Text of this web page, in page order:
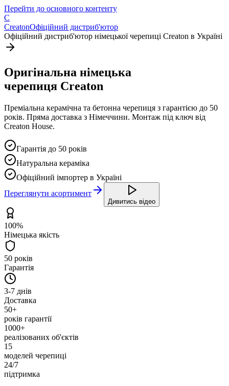
Перейти до основного контенту
C
CreatonОфіційний дистриб'ютор
Офіційний дистриб'ютор німецької черепиці Creaton в Україні
Оригінальна німецька
черепиця Creaton
Преміальна керамічна та бетонна черепиця з гарантією до 50
років. Пряма доставка з Німеччини. Монтаж під ключ від
Creaton House.
Гарантія до 50 років
Натуральна кераміка
Офіційний імпортер в Україні
Переглянути асортимент
Дивитись відео
100%
Німецька якість
50 років
Гарантія
3-7 днів
Доставка
50+
років гарантії
1000+
реалізованих об'єктів
15
моделей черепиці
24/7
підтримка